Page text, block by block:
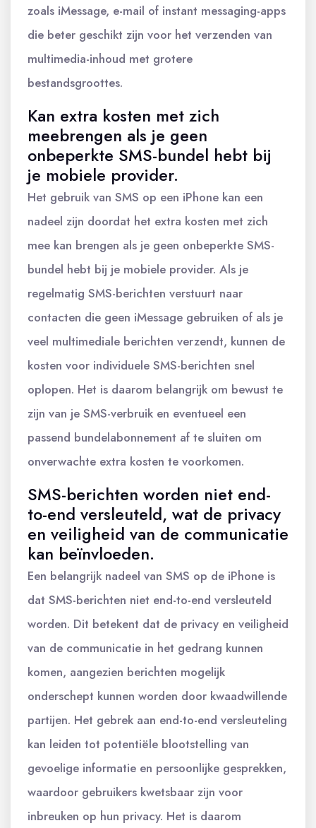
zoals iMessage, e-mail of instant messaging-apps
die beter geschikt zijn voor het verzenden van
multimedia-inhoud met grotere
bestandsgroottes.
Kan extra kosten met zich
meebrengen als je geen
onbeperkte SMS-bundel hebt bij
je mobiele provider.
Het gebruik van SMS op een iPhone kan een
nadeel zijn doordat het extra kosten met zich
mee kan brengen als je geen onbeperkte SMS-
bundel hebt bij je mobiele provider. Als je
regelmatig SMS-berichten verstuurt naar
contacten die geen iMessage gebruiken of als je
veel multimediale berichten verzendt, kunnen de
kosten voor individuele SMS-berichten snel
oplopen. Het is daarom belangrijk om bewust te
zijn van je SMS-verbruik en eventueel een
passend bundelabonnement af te sluiten om
onverwachte extra kosten te voorkomen.
SMS-berichten worden niet end-
to-end versleuteld, wat de privacy
en veiligheid van de communicatie
kan beïnvloeden.
Een belangrijk nadeel van SMS op de iPhone is
dat SMS-berichten niet end-to-end versleuteld
worden. Dit betekent dat de privacy en veiligheid
van de communicatie in het gedrang kunnen
komen, aangezien berichten mogelijk
onderschept kunnen worden door kwaadwillende
partijen. Het gebrek aan end-to-end versleuteling
kan leiden tot potentiële blootstelling van
gevoelige informatie en persoonlijke gesprekken,
waardoor gebruikers kwetsbaar zijn voor
inbreuken op hun privacy. Het is daarom